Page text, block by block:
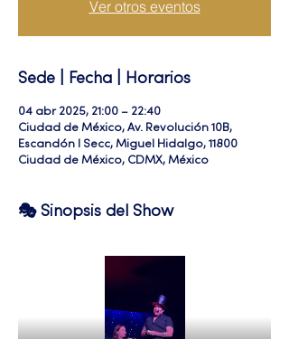
Ver otros eventos
Sede | Fecha | Horarios
04 abr 2025, 21:00 – 22:40
Ciudad de México, Av. Revolución 10B,
Escandón I Secc, Miguel Hidalgo, 11800
Ciudad de México, CDMX, México
🎭 Sinopsis del Show